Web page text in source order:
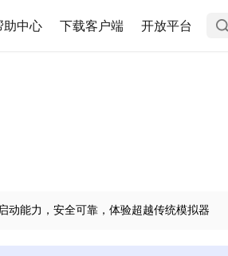
助中心 下载客户端 开放平台
动能力，安全可靠，体验超越传统模拟器